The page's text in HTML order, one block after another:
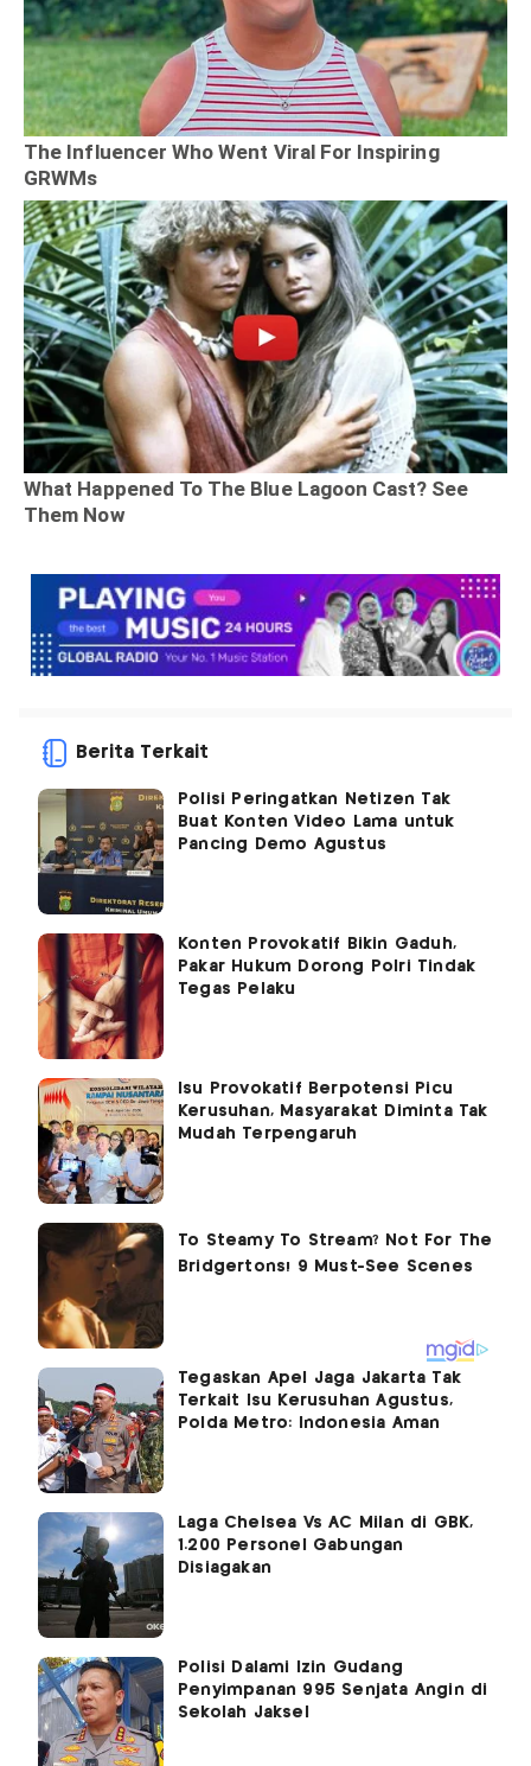
Berita Terkait
Polisi Peringatkan Netizen Tak
Buat Konten Video Lama untuk
Pancing Demo Agustus
Konten Provokatif Bikin Gaduh,
Pakar Hukum Dorong Polri Tindak
Tegas Pelaku
Isu Provokatif Berpotensi Picu
Kerusuhan, Masyarakat Diminta Tak
Mudah Terpengaruh
Tegaskan Apel Jaga Jakarta Tak
Terkait Isu Kerusuhan Agustus,
Polda Metro: Indonesia Aman
Laga Chelsea Vs AC Milan di GBK,
1.200 Personel Gabungan
Disiagakan
Polisi Dalami Izin Gudang
Penyimpanan 995 Senjata Angin di
Sekolah Jaksel